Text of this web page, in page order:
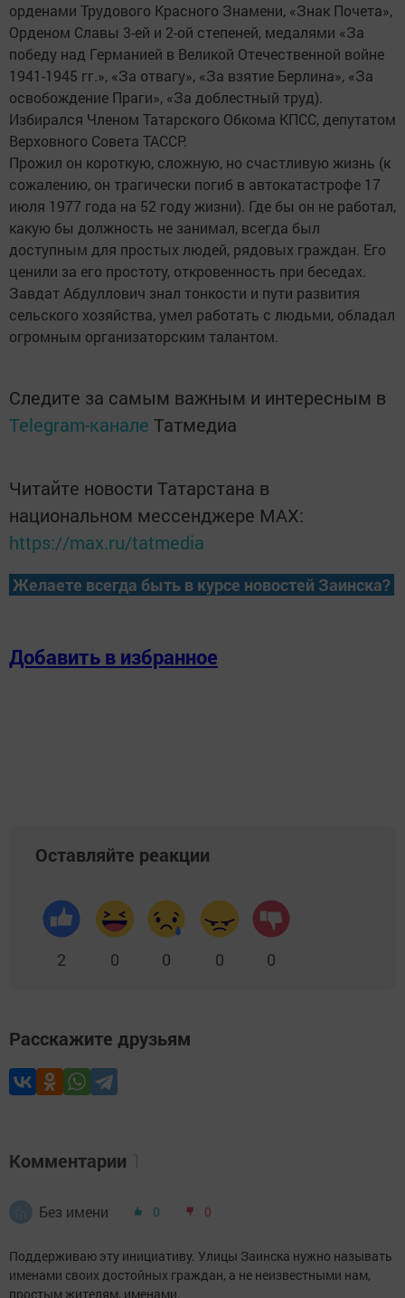
орденами Трудового Красного Знамени, «Знак Почета»,
Орденом Славы 3-ей и 2-ой степеней, медалями «За
победу над Германией в Великой Отечественной войне
1941-1945 гг.», «За отвагу», «За взятие Берлина», «За
освобождение Праги», «За доблестный труд).
Избирался Членом Татарского Обкома КПСС, депутатом
Верховного Совета ТАССР.
Прожил он короткую, сложную, но счастливую жизнь (к
сожалению, он трагически погиб в автокатастрофе 17
июля 1977 года на 52 году жизни). Где бы он не работал,
какую бы должность не занимал, всегда был
доступным для простых людей, рядовых граждан. Его
ценили за его простоту, откровенность при беседах.
Завдат Абдуллович знал тонкости и пути развития
сельского хозяйства, умел работать с людьми, обладал
огромным организаторским талантом.
Следите за самым важным и интересным в
Telegram-канале Татмедиа
Читайте новости Татарстана в
национальном мессенджере MАХ:
https://max.ru/tatmedia
Желаете всегда быть в курсе новостей Заинска?
Добавить в избранное
Оставляйте реакции
2 0 0 0 0
Расскажите друзьям
Комментарии
Без имени 0 0
Поддерживаю эту инициативу. Улицы Заинска нужно называть
именами своих достойных граждан, а не неизвестными нам,
простым жителям, именами.